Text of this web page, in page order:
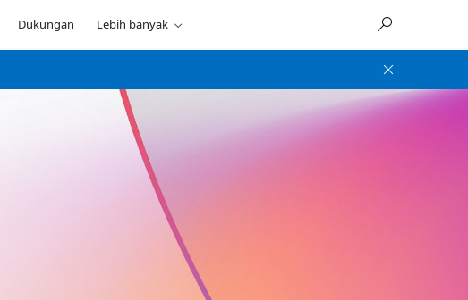
Dukungan Lebih banyak